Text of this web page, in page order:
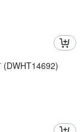
(DWHT14692)